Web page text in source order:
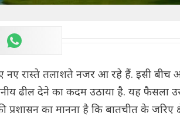
रास्ते तलाशते नजर आ रहे हैं. इसी बीच
ढील देने का कदम उठाया है. यह
का मानना है कि बातचीत के जरिए